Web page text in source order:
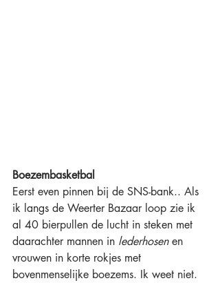
Boezembasketbal
Eerst even pinnen bij de SNS-bank.. Als
ik langs de Weerter Bazaar loop zie ik
al 40 bierpullen de lucht in steken met
daarachter mannen in lederhosen en
vrouwen in korte rokjes met
bovenmenselijke boezems. Ik weet niet.